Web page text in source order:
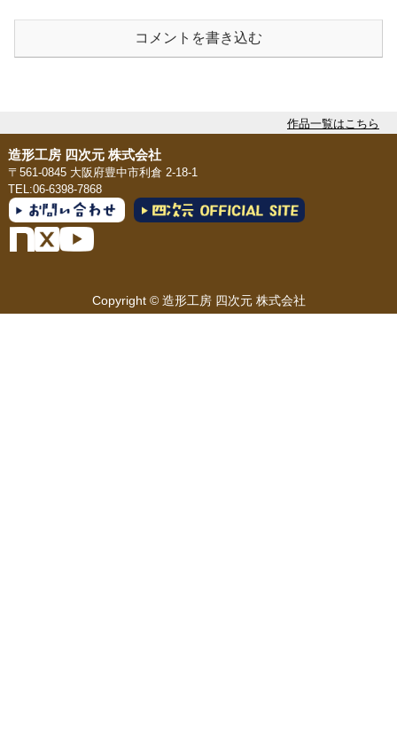
コメントを書き込む
作品一覧はこちら
造形工房 四次元 株式会社
〒561-0845 大阪府豊中市利倉 2-18-1
TEL:06-6398-7868
Copyright © 造形工房 四次元 株式会社